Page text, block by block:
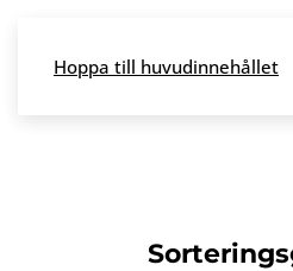
Skip to main content
Hoppa till huvudinnehållet